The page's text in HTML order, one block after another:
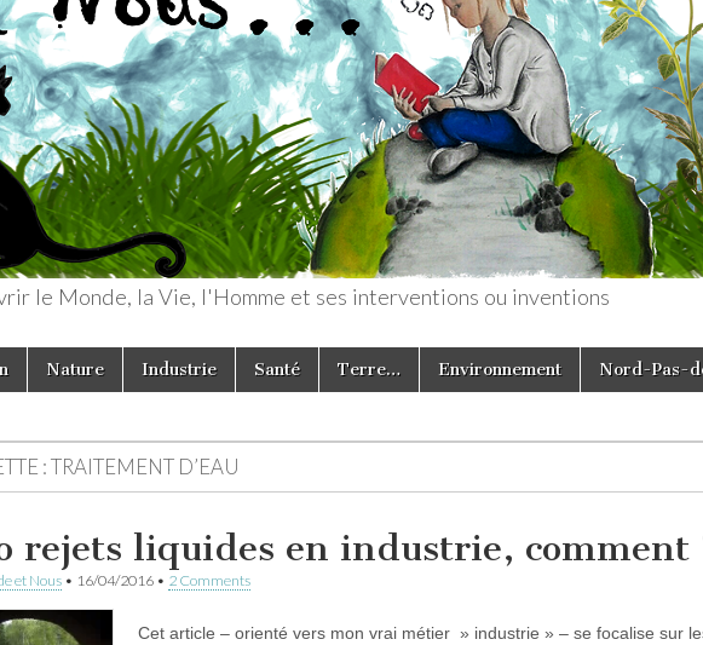
le Monde, la Vie, l'Homme et ses interventions ou inventions
Nature Industrie Santé Terre… Environnement Nord-Pas-
:TRAITEMENT D’EAU
rejets liquides en industrie, comment
et Nous • 16/04/2016 • 2 Comments
Cet article – orienté vers mon vrai métier » industrie » – se focalise sur